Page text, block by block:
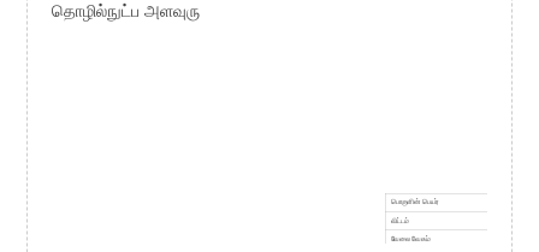
தொழில்நுட்ப அளவுரு
பொருளின் பெயர்
விட்டம்
வேலை வேகம்